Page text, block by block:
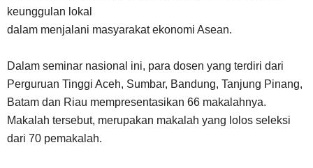
keunggulan lokal
dalam menjalani masyarakat ekonomi Asean.
Dalam seminar nasional ini, para dosen yang terdiri dari
Perguruan Tinggi Aceh, Sumbar, Bandung, Tanjung Pinang,
Batam dan Riau mempresentasikan 66 makalahnya.
Makalah tersebut, merupakan makalah yang lolos seleksi
dari 70 pemakalah.